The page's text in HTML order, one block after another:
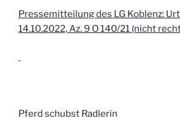
einer
Schauveranstaltung
Reit-
des
Pressemitteilung des LG Koblenz:
14.10.2022, Az. 9 O 140/21 (nicht
Pferd schubst Radlerin